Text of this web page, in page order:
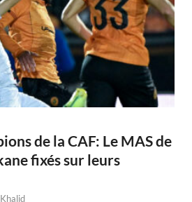
de la CAF: Le MAS de
fixés sur leurs